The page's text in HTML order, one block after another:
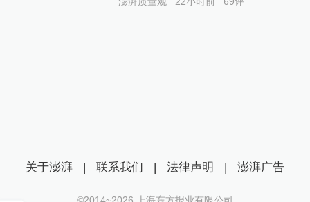
关于澎湃 | 联系我们 | 法律声明 | 澎湃广告
©2014~2026 上海东方报业有限公司